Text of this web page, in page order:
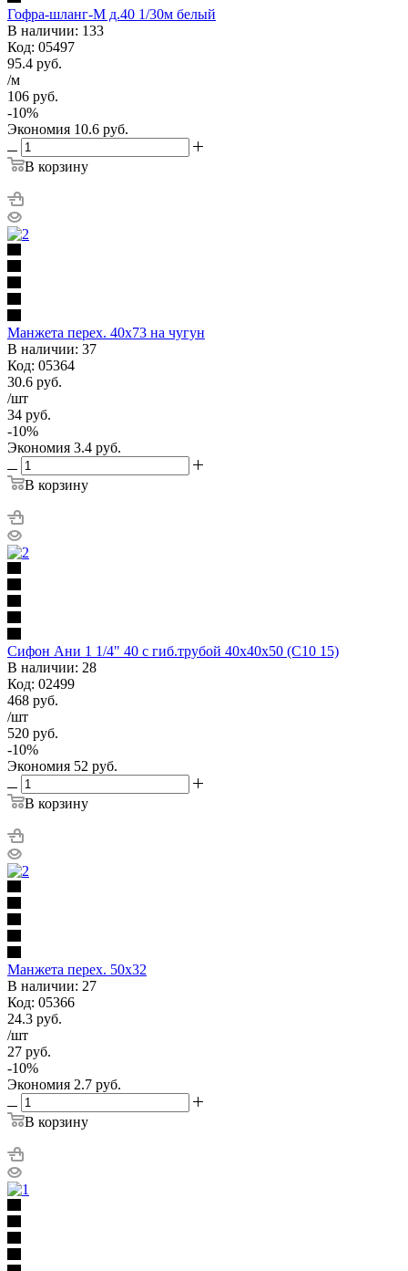
Гофра-шланг-М д.40 1/30м белый
В наличии: 133
Код: 05497
95.4 руб.
/м
106 руб.
-10%
Экономия 10.6 руб.
В корзину
Манжета перех. 40х73 на чугун
В наличии: 37
Код: 05364
30.6 руб.
/шт
34 руб.
-10%
Экономия 3.4 руб.
В корзину
Сифон Ани 1 1/4" 40 с гиб.трубой 40х40х50 (С10 15)
В наличии: 28
Код: 02499
468 руб.
/шт
520 руб.
-10%
Экономия 52 руб.
В корзину
Манжета перех. 50х32
В наличии: 27
Код: 05366
24.3 руб.
/шт
27 руб.
-10%
Экономия 2.7 руб.
В корзину